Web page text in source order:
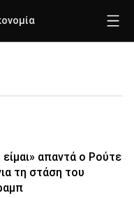
απαντά ο Ρούτε
τη στάση του